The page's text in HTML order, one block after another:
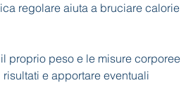
regolare aiuta a bruciare calorie
proprio peso e le misure corporee
e apportare eventuali